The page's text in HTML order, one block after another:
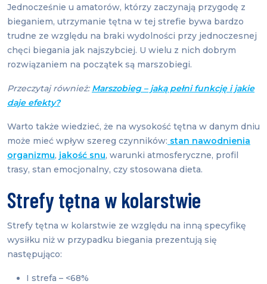
Jednocześnie u amatorów, którzy zaczynają przygodę z
bieganiem, utrzymanie tętna w tej strefie bywa bardzo
trudne ze względu na braki wydolności przy jednoczesnej
chęci biegania jak najszybciej. U wielu z nich dobrym
rozwiązaniem na początek są marszobiegi.
Przeczytaj również: Marszobieg – jaką pełni funkcję i jakie
daje efekty?
Warto także wiedzieć, że na wysokość tętna w danym dniu
może mieć wpływ szereg czynników: stan nawodnienia
organizmu, jakość snu, warunki atmosferyczne, profil
trasy, stan emocjonalny, czy stosowana dieta.
Strefy tętna w kolarstwie
Strefy tętna w kolarstwie ze względu na inną specyfikę
wysiłku niż w przypadku biegania prezentują się
następująco:
I strefa – <68%